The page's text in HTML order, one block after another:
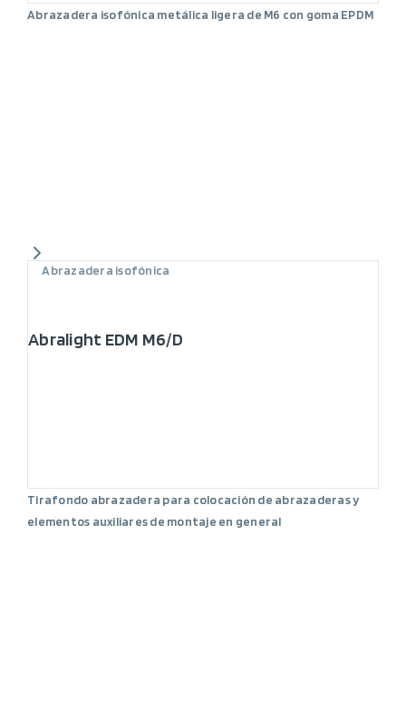
Abrazadera isofónica metálica ligera de M6 con goma EPDM
Abrazadera isofónica
Abralight EDM M6/D
Tirafondo abrazadera para colocación de abrazaderas y
elementos auxiliares de montaje en general